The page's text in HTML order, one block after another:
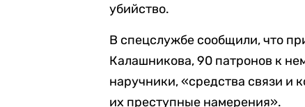
убийство.
В спецслужбе сообщили, что
Калашникова, 90 патронов к
наручники, «средства связи
их преступные намерения».